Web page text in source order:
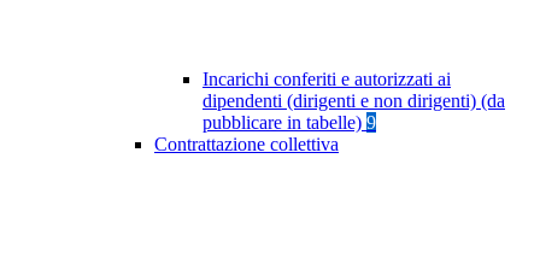
Incarichi conferiti e autorizzati ai
dipendenti (dirigenti e non dirigenti) (da
pubblicare in tabelle) 9
Contrattazione collettiva